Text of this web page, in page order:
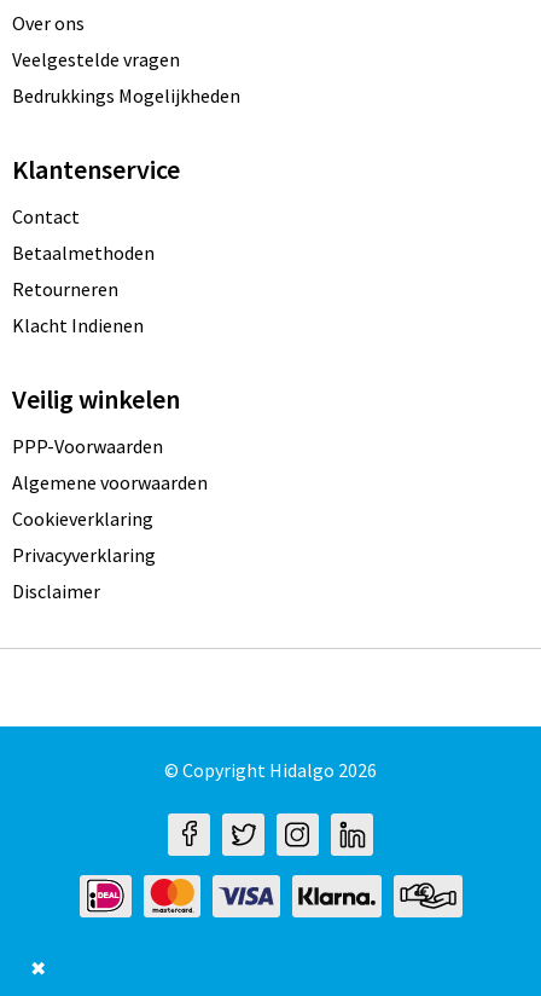
Over ons
Veelgestelde vragen
Bedrukkings Mogelijkheden
Klantenservice
Contact
Betaalmethoden
Retourneren
Klacht Indienen
Veilig winkelen
PPP-Voorwaarden
Algemene voorwaarden
Cookieverklaring
Privacyverklaring
Disclaimer
© Copyright Hidalgo 2026
✖